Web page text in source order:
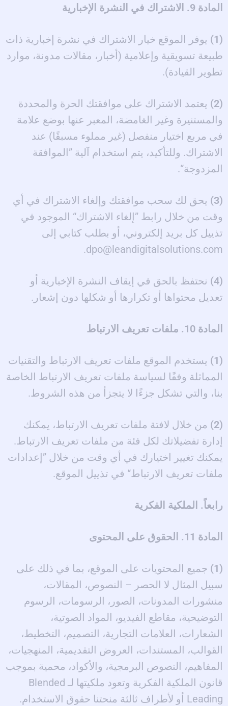
المادة 9. الاشتراك في النشرة الإخبارية
(1)
يوفر الموقع خيار الاشتراك في نشرة إخبارية ذات
طبيعة تسويقية وإعلامية (أخبار، مقالات مدونة، موارد
تطوير القيادة).
(2)
يعتمد الاشتراك على موافقتك الحرة والمحددة
والمستنيرة وغير الغامضة، المعبر عنها بوضع علامة
في مربع اختيار منفصل (غير مملوء مسبقًا) عند
الاشتراك. وللتأكيد، يتم استخدام آلية ”الموافقة
المزدوجة“.
(3)
يحق لك سحب موافقتك وإلغاء الاشتراك في أي
وقت من خلال رابط ”إلغاء الاشتراك“ الموجود في
تذييل كل بريد إلكتروني، أو بطلب كتابي إلى
dpo@leandigitalsolutions.com.
(4)
نحتفظ بالحق في إيقاف النشرة الإخبارية أو
تعديل محتواها أو تكرارها أو شكلها دون إشعار.
المادة 10. ملفات تعريف الارتباط
(1)
يستخدم الموقع ملفات تعريف الارتباط والتقنيات
المماثلة وفقًا لسياسة ملفات تعريف الارتباط الخاصة
بنا، والتي تشكل جزءًا لا يتجزأ من هذه الشروط.
(2)
من خلال لافتة ملفات تعريف الارتباط، يمكنك
إدارة تفضيلاتك لكل فئة من ملفات تعريف الارتباط.
يمكنك تغيير اختيارك في أي وقت من خلال ”إعدادات
ملفات تعريف الارتباط“ في تذييل الموقع.
رابعاً. الملكية الفكرية
المادة 11. الحقوق على المحتوى
(1)
جميع المحتويات على الموقع، بما في ذلك على
سبيل المثال لا الحصر – النصوص، المقالات،
منشورات المدونات، الصور، الرسومات، الرسوم
التوضيحية، مقاطع الفيديو، المواد الصوتية،
الشعارات، العلامات التجارية، التصميم، التخطيط،
القوالب، المستندات، العروض التقديمية، المنهجيات،
المفاهيم، النصوص البرمجية، والأكواد، محمية بموجب
قانون الملكية الفكرية وتعود ملكيتها لـ Blended
Leading أو لأطراف ثالثة منحتنا حقوق الاستخدام.